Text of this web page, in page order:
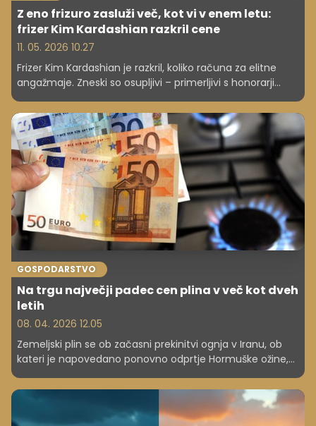
Z eno frizuro zasluži več, kot vi v enem letu:
frizer Kim Kardashian razkril cene
11. 05. 2026 10.27
Frizer Kim Kardashian je razkril, koliko računa za elitne
angažmaje. Zneski so osupljivi – primerljivi s honorarji
hollywoodskih zvezd.
GOSPODARSTVO
Na trgu največji padec cen plina v več kot dveh
letih
08. 04. 2026 12.05
Zemeljski plin se ob začasni prekinitvi ognja v Iranu, ob
kateri je napovedano ponovno odprtje Hormuške ožine,
med 16 in 17 odstotkov pod izhodiščnimi, gre pa za
največje dnevne padce v več kot dveh letih, poroča
nemška tiskovna agencija dpa.